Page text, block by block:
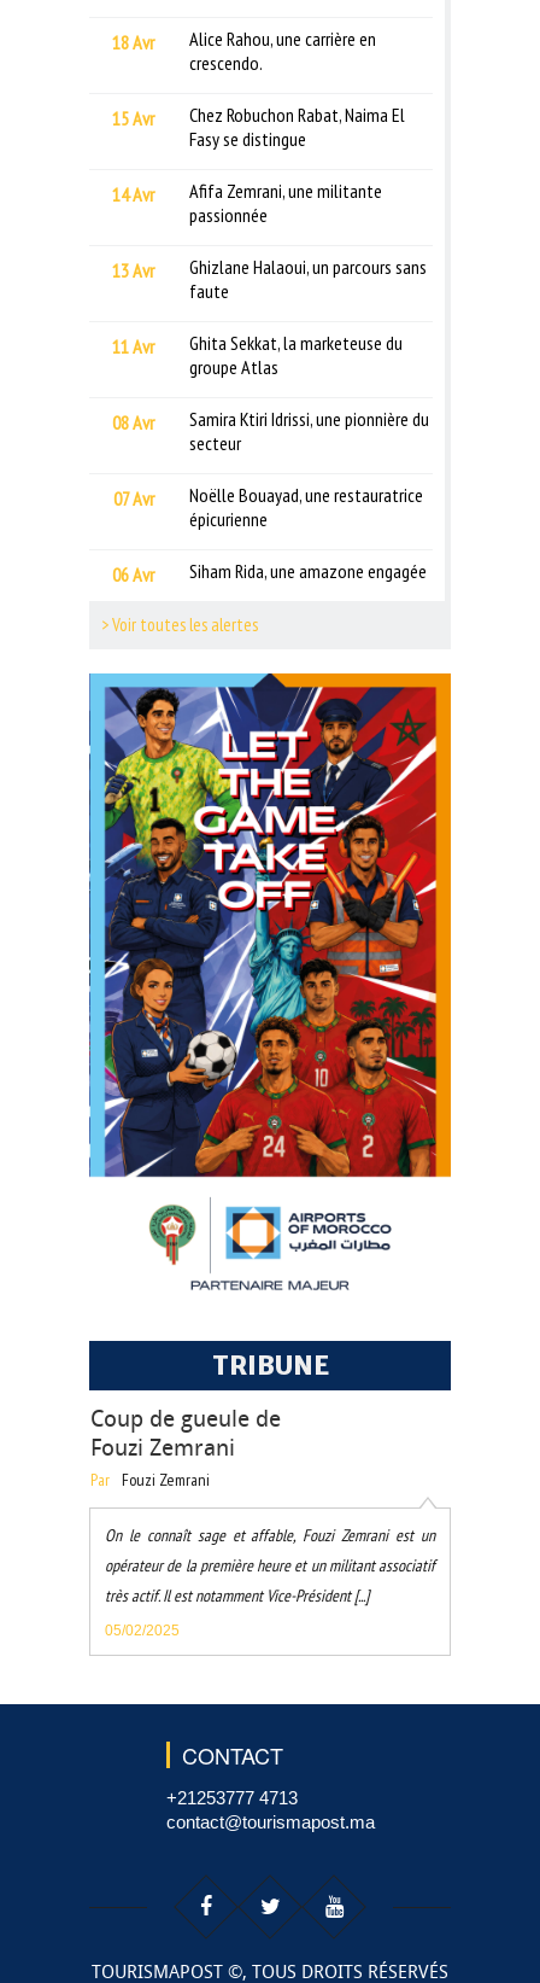
18 Avr
Alice Rahou, une carrière en
crescendo.
15 Avr
Chez Robuchon Rabat, Naima El
Fasy se distingue
14 Avr
Afifa Zemrani, une militante
passionnée
13 Avr
Ghizlane Halaoui, un parcours sans
faute
11 Avr
Ghita Sekkat, la marketeuse du
groupe Atlas
08 Avr
Samira Ktiri Idrissi, une pionnière du
secteur
07 Avr
Noëlle Bouayad, une restauratrice
épicurienne
06 Avr Siham Rida, une amazone engagée
> Voir toutes les alertes
TRIBUNE
Coup de gueule de
Fouzi Zemrani
Par Fouzi Zemrani
On le connaît sage et affable, Fouzi Zemrani est un
opérateur de la première heure et un militant associatif
très actif. Il est notamment Vice-Président [...]
05/02/2025
CONTACT
+21253777 4713
contact@tourismapost.ma
TOURISMAPOST ©, TOUS DROITS RÉSERVÉS